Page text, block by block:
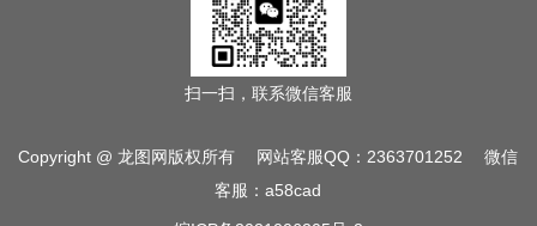
扫一扫，联系微信客服
Copyright @ 龙图网版权所有 网站客服QQ：2363701252 微信
客服：a58cad